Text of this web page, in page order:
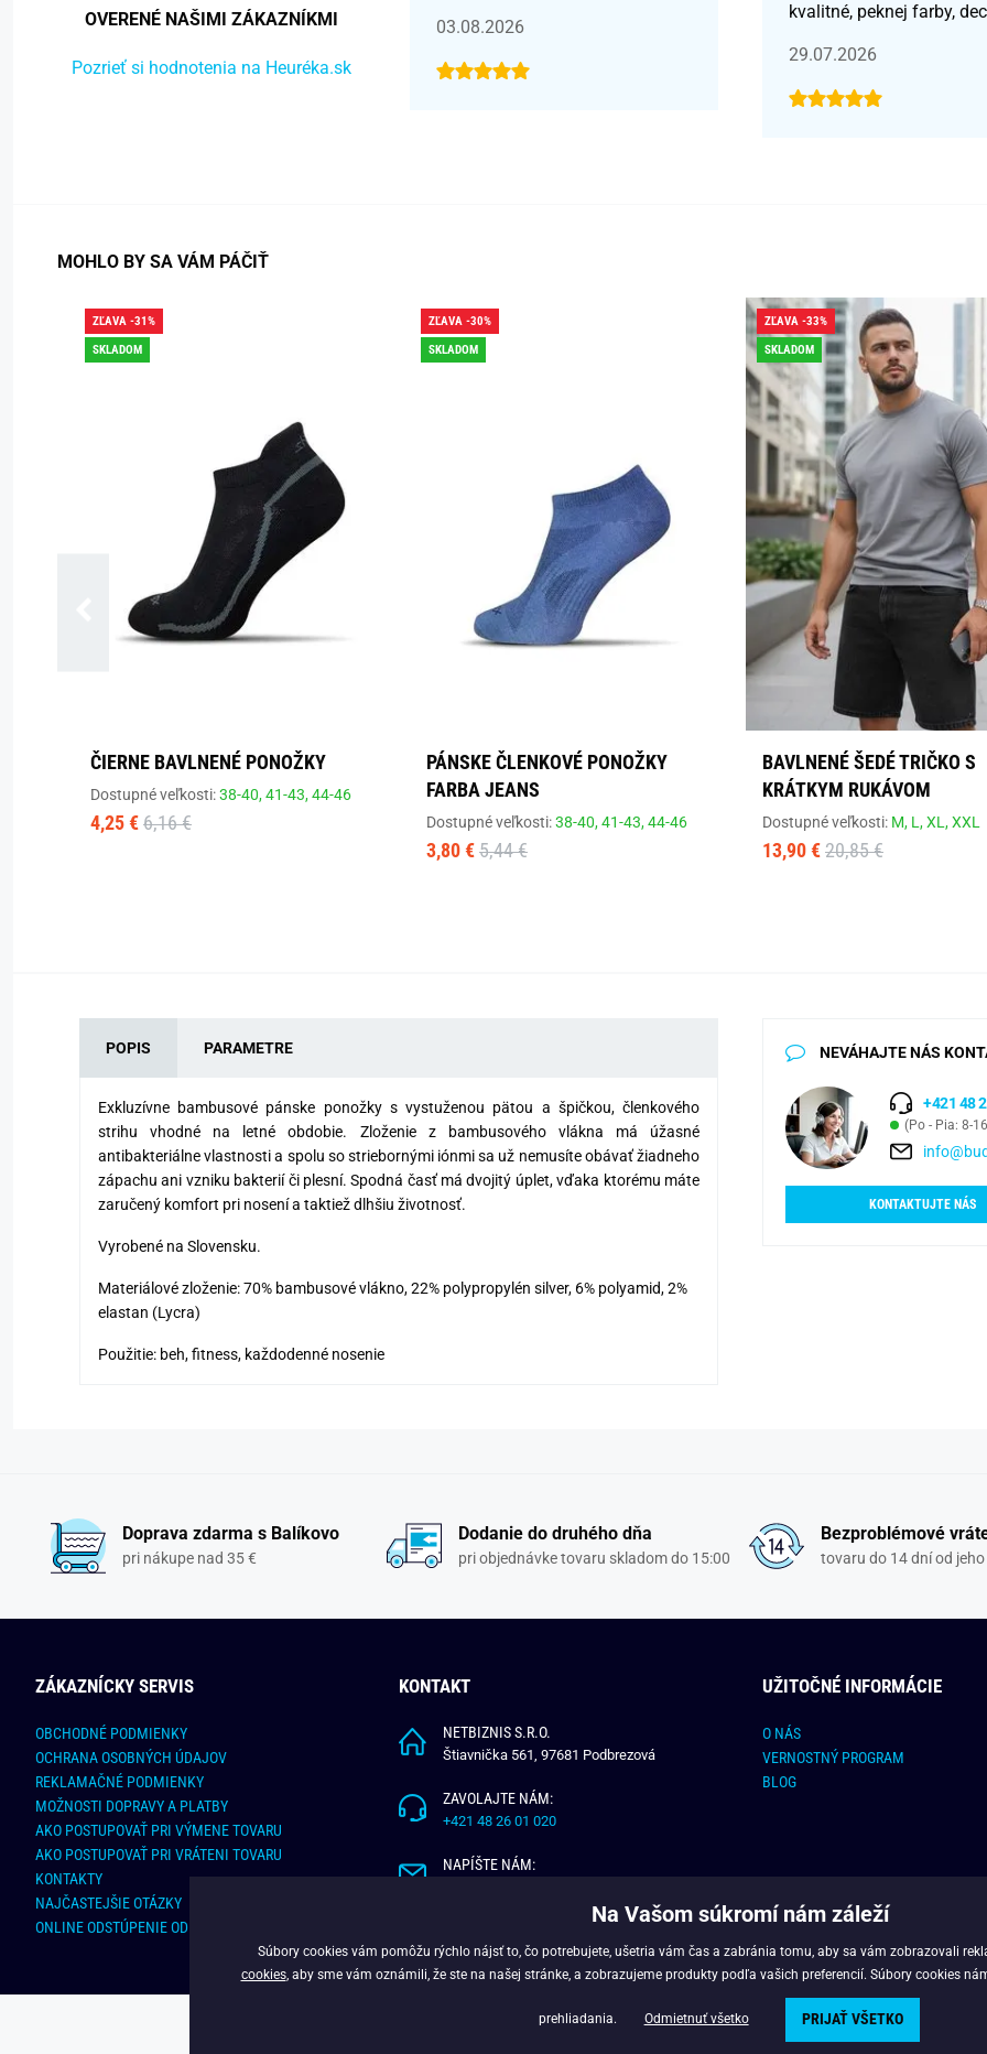
OVERENÉ NAŠIMI ZÁKAZNÍKMI
Pozrieť si hodnotenia na Heuréka.sk
03.08.2026
kvalitné, peknej farby,
29.07.2026
MOHLO BY SA VÁM PÁČIŤ
ZĽAVA -31%
SKLADOM
ČIERNE BAVLNENÉ PONOŽKY
Dostupné veľkosti:38-40,41-43,44-46
4,25 € 6,16 €
ZĽAVA -30%
SKLADOM
PÁNSKE ČLENKOVÉ PONOŽKY
FARBA JEANS
Dostupné veľkosti:38-40,41-43,44-46
3,80 € 5,44 €
ZĽAVA -33%
SKLADOM
BAVLNENÉ ŠEDÉ TRIČKO S
KRÁTKYM RUKÁVOM
Dostupné veľkosti: M, L,XL,XXL
13,90 € 20,85 €
POPIS PARAMETRE
Exkluzívne bambusové pánske ponožky s vystuženou pätou a špičkou, členkového
strihu vhodné na letné obdobie. Zloženie z bambusového vlákna má úžasné
antibakteriálne vlastnosti a spolu so striebornými iónmi sa už nemusíte obávať žiadneho
zápachu ani vzniku bakterií či plesní. Spodná časť má dvojitý úplet, vďaka ktorému máte
zaručený komfort pri nosení a taktiež dlhšiu životnosť.
Vyrobené na Slovensku.
Materiálové zloženie: 70% bambusové vlákno, 22% polypropylén silver, 6% polyamid, 2%
elastan (Lycra)
Použitie: beh, fitness, každodenné nosenie
NEVÁHAJTE NÁS
+421 48
(Po - Pia: 8-
KONTAKTUJTE NÁS
Doprava zdarma s Balíkovo
pri nákupe nad 35 €
Dodanie do druhého dňa
pri objednávke tovaru skladom do 15:00
Bezproblémové
tovaru do 14 dní od
ZÁKAZNÍCKY SERVIS
OBCHODNÉ PODMIENKY
OCHRANA OSOBNÝCH ÚDAJOV
REKLAMAČNÉ PODMIENKY
MOŽNOSTI DOPRAVY A PLATBY
AKO POSTUPOVAŤ PRI VÝMENE TOVARU
AKO POSTUPOVAŤ PRI VRÁTENI TOVARU
KONTAKTY
NAJČASTEJŠIE OTÁZKY
ONLINE ODSTÚPENIE OD ZMLUVY
KONTAKT
NETBIZNIS S.R.O.
Štiavnička 561, 97681 Podbrezová
ZAVOLAJTE NÁM:
+421 48 26 01 020
NAPÍŠTE NÁM:
UŽITOČNÉ INFORMÁCIE
O NÁS
VERNOSTNÝ PROGRAM
BLOG
Copyright © 2025 - Budchlap.sk Všetky práva vyhradené. webdesign © litvanyi.sk
Na Vašom súkromí nám záleží
Súbory cookies vám pomôžu rýchlo nájsť to, čo potrebujete, ušetria vám čas a zabránia tomu, aby sa vám zobrazovali
cookies, aby sme vám oznámili, že ste na našej stránke, a zobrazujeme produkty podľa vašich preferencií. Súbory cookies
prehliadania. Odmietnuť všetko PRIJAŤ VŠETKO